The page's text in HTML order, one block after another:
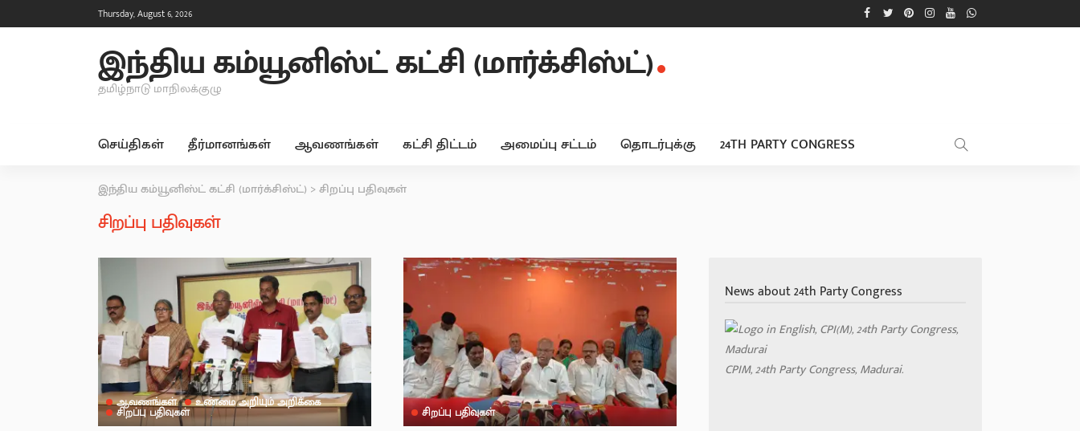
Thursday, August 6, 2026
இந்திய கம்யூனிஸ்ட் கட்சி (மார்க்சிஸ்ட்)
தமிழ்நாடு மாநிலக்குழு
செய்திகள் தீர்மானங்கள் ஆவணங்கள் கட்சி திட்டம் அமைப்பு சட்டம் தொடர்புக்கு 24TH PARTY CONGRESS
இந்திய கம்யூனிஸ்ட் கட்சி (மார்க்சிஸ்ட்) >சிறப்பு பதிவுகள்
சிறப்பு பதிவுகள்
ஆவணங்கள் உண்மை அறியும் அறிக்கை
சிறப்பு பதிவுகள் சிறப்பு பதிவுகள்
News about 24th Party Congress
CPIM, 24th Party Congress, Madurai.